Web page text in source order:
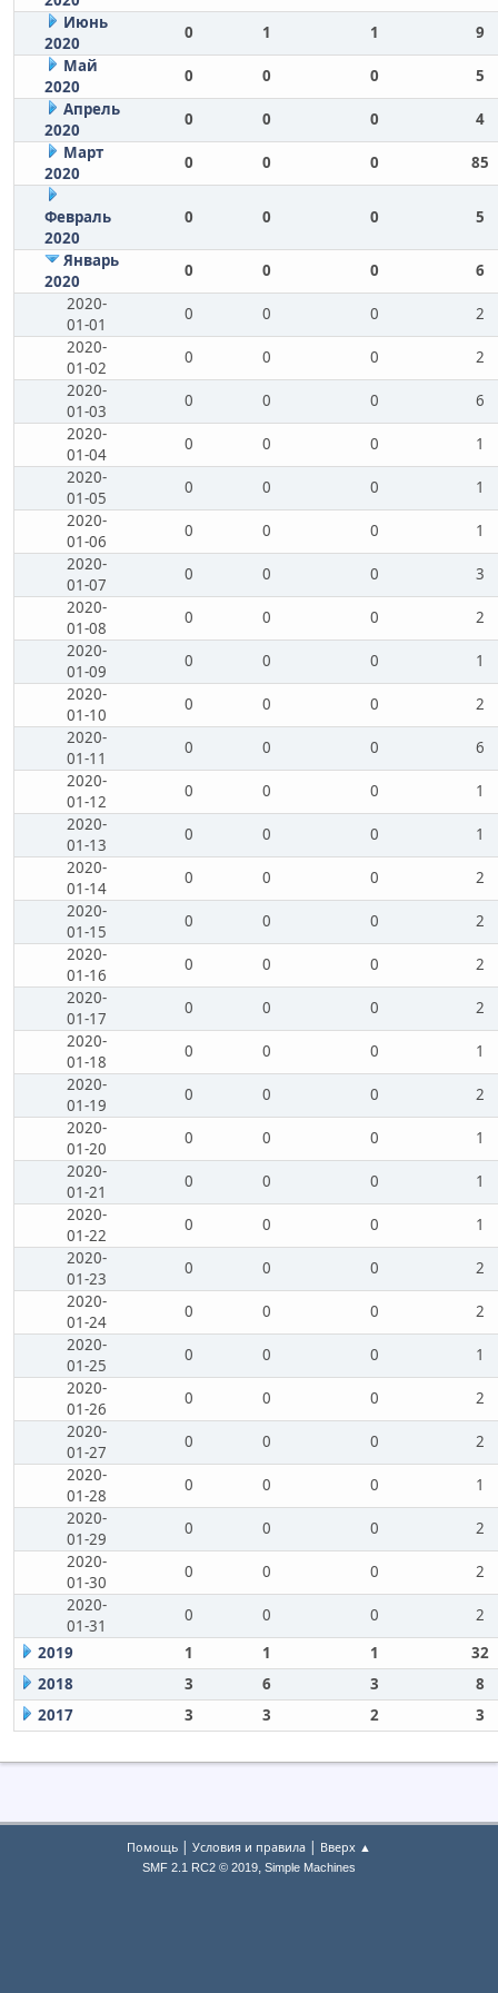
Июнь
2020
0 1 1
9
Май
2020
0 0 0
5
Апрель
2020
0 0 0
4
Март
2020
0 0 0 85
Февраль
2020
0 0 0 5
Январь
2020
0 0 0
6
2020-
01-01
0 0 0
2
2020-
01-02
0 0 0
2
2020-
01-03
0 0 0
6
2020-
01-04
0 0 0
1
2020-
01-05
0 0 0
1
2020-
01-06
0 0 0
1
2020-
01-07
0 0 0
3
2020-
01-08
0 0 0
2
2020-
01-09
0 0 0
1
2020-
01-10
0 0 0
2
2020-
01-11
0 0 0
6
2020-
01-12
0 0 0
1
2020-
01-13
0 0 0
1
2020-
01-14
0 0 0
2
2020-
01-15
0 0 0
2
2020-
01-16
0 0 0
2
2020-
01-17
0 0 0
2
2020-
01-18
0 0 0
1
2020-
01-19
0 0 0
2
2020-
01-20
0 0 0
1
2020-
01-21
0 0 0
1
2020-
01-22
0 0 0
1
2020-
01-23
0 0 0
2
2020-
01-24
0 0 0
2
2020-
01-25
0 0 0
1
2020-
01-26
0 0 0
2
2020-
01-27
0 0 0
2
2020-
01-28
0 0 0
1
2020-
01-29
0 0 0
2
2020-
01-30
0 0 0
2
2020-
01-31
0 0 0
2
2019
1 1 1
32
2018
3 6 3
8
2017
3 3 2 3
Помощь | Условия и правила | Вверх ▲
SMF 2.1 RC2 © 2019, Simple Machines